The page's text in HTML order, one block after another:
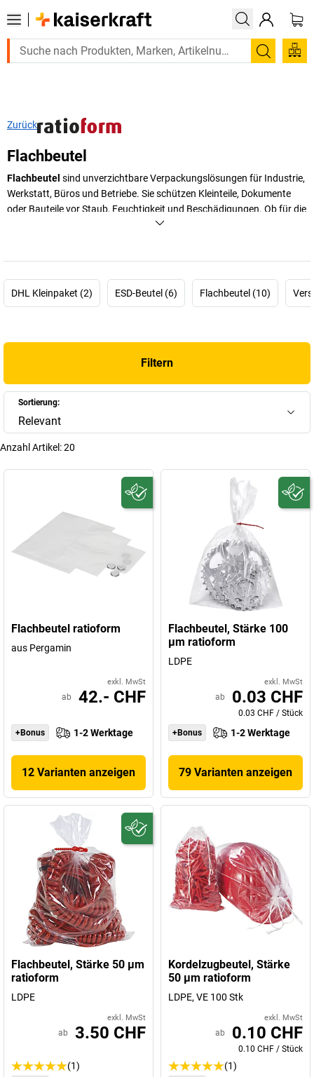
Suchen
Zurück
Flachbeutel
Flachbeutel sind unverzichtbare Verpackungslösungen für Industrie,
Werkstatt, Büros und Betriebe. Sie schützen Kleinteile, Dokumente
oder Bauteile vor Staub, Feuchtigkeit und Beschädigungen. Ob für die
Lagerung oder den Versand – Flachbeutel passen sich flexibel an
Verpackungslösung für unterschiedlichste Produkte. Dank
+Mehr anzeigen
DHL Kleinpaket (2) ESD-Beutel (6) Flachbeutel (10)
Filtern
Sortierung:
Relevant
Anzahl Artikel:20
Flachbeutel ratioform
aus Pergamin
exkl. MwSt
ab 42.- CHF
+Bonus 1-2 Werktage
12 Varianten anzeigen
Flachbeutel, Stärke 100
µm ratioform
LDPE
exkl. MwSt
ab 0.03 CHF
0.03 CHF / Stück
+Bonus
1-2 Werktage
79 Varianten anzeigen
Flachbeutel, Stärke 50 µm
ratioform
LDPE
exkl. MwSt
ab 3.50 CHF
(1)
Kordelzugbeutel, Stärke
50 µm ratioform
LDPE, VE 100 Stk
exkl. MwSt
ab 0.10 CHF
0.10 CHF / Stück
(1)